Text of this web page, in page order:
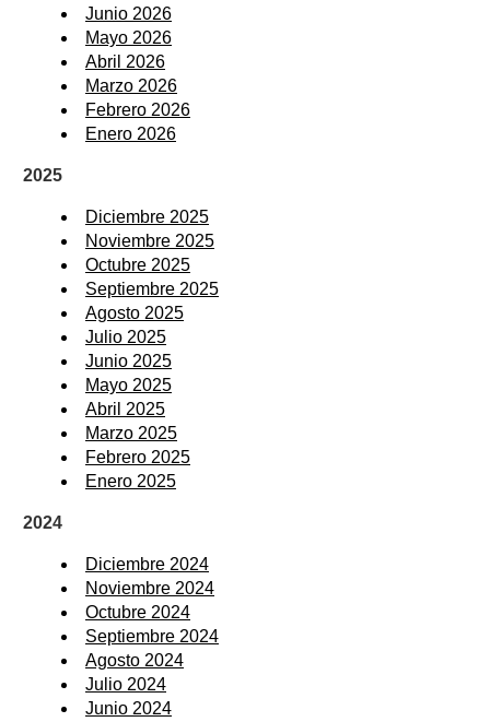
Junio 2026
Mayo 2026
Abril 2026
Marzo 2026
Febrero 2026
Enero 2026
2025
Diciembre 2025
Noviembre 2025
Octubre 2025
Septiembre 2025
Agosto 2025
Julio 2025
Junio 2025
Mayo 2025
Abril 2025
Marzo 2025
Febrero 2025
Enero 2025
2024
Diciembre 2024
Noviembre 2024
Octubre 2024
Septiembre 2024
Agosto 2024
Julio 2024
Junio 2024